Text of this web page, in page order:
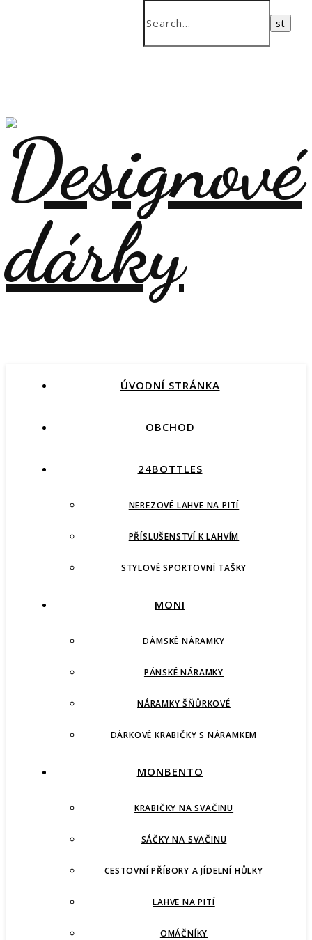
ÚVODNÍ STRÁNKA
OBCHOD
24BOTTLES
NEREZOVÉ LAHVE NA PITÍ
PŘÍSLUŠENSTVÍ K LAHVÍM
STYLOVÉ SPORTOVNÍ TAŠKY
MONI
DÁMSKÉ NÁRAMKY
PÁNSKÉ NÁRAMKY
NÁRAMKY ŠŇŮRKOVÉ
DÁRKOVÉ KRABIČKY S NÁRAMKEM
MONBENTO
KRABIČKY NA SVAČINU
SÁČKY NA SVAČINU
CESTOVNÍ PŘÍBORY A JÍDELNÍ HŮLKY
LAHVE NA PITÍ
OMÁČNÍKY